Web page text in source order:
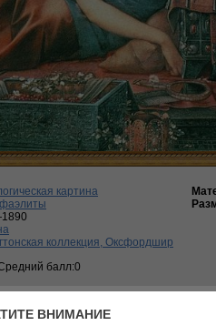
картина
коллекция, Оксфордшир
балл:0
ВНИМАНИЕ